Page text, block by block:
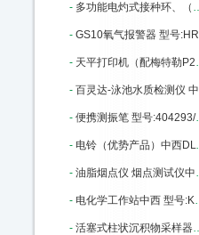
- 多功能电灼式接种环、（针）/红外灭菌器 中西 型号:HS16-008A库号：M378866
- GS10氧气报警器 型号:HR79-GS10-O2库号：M391733
- 天平打印机（配梅特勒P28型打印机）中西 型号:KY56/110ME库号：M402704
- 百灵达-泳池水质检测仪 中西型号:BH011 - Pooltest6库号：M403464
- 便携测振笔 型号:404293/ZX10-YV260库号：M404293
- 电铃（优势产品）中西DLT100 型号:BC10-DLT100库号：M360938
- 油脂烟点仪 烟点测试仪中西 型号:YD-1库号：M406128
- 电化学工作站中西 型号:KS-CS300H库号：M406130
- 活塞式柱状沉积物采样器（5米）中西 型号:KH77-XDB0204库号：M1666